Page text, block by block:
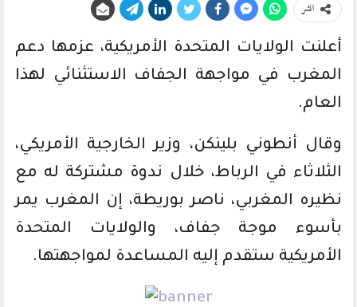
انشر
أعلنت الولايات المتحدة الأمريكية، عزمها دعم
المغرب في مواجهة الجفاف الاستثنائي لهذا
العام.
وقال أنطوني بلينكن، وزير الخارجية الأمريكي،
الثلاثاء في الرباط، خلال ندوة مشتركة له مع
نظيره المغربي، ناصر بوريطة، إن المغرب يمر
بأسوء موجة جفاف، والولايات المتحدة
الأمريكية ستقدم إليه المساعدة لمواجهتها.